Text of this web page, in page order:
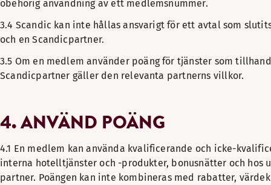
obehörig användning av ett medlemsnummer.
3.4 Scandic kan inte hållas ansvarigt för ett avtal som
och en Scandicpartner.
3.5 Om en medlem använder poäng för tjänster som
Scandicpartner gäller den relevanta partnerns villkor.
4. ANVÄND POÄNG
4.1 En medlem kan använda kvalificerande och icke-
interna hotelltjänster och -produkter, bonusnätter och hos
partner. Poängen kan inte kombineras med rabatter,